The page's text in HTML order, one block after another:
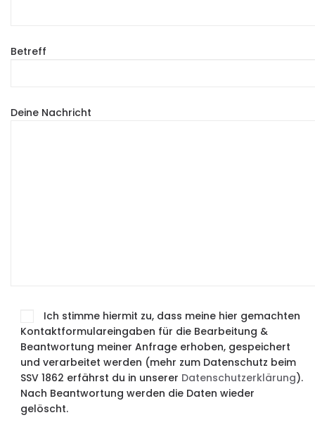
Betreff
Deine Nachricht
Ich stimme hiermit zu, dass meine hier gemachten
Kontaktformulareingaben für die Bearbeitung &
Beantwortung meiner Anfrage erhoben, gespeichert
und verarbeitet werden (mehr zum Datenschutz beim
SSV 1862 erfährst du in unserer Datenschutzerklärung).
Nach Beantwortung werden die Daten wieder
gelöscht.